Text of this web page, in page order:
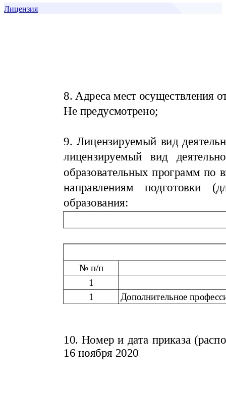
Лицензия